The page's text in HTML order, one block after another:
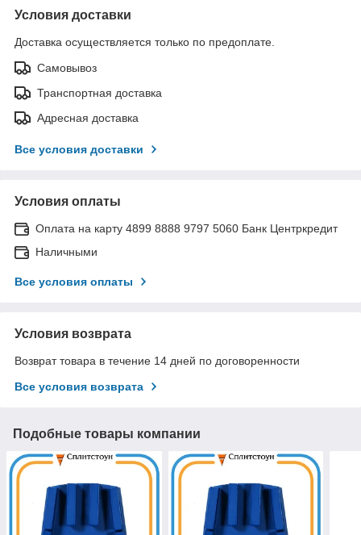
Условия доставки
Доставка осуществляется только по предоплате.
Самовывоз
Транспортная доставка
Адресная доставка
Все условия доставки
Условия оплаты
Оплата на карту 4899 8888 9797 5060 Банк Центркредит
Наличными
Все условия оплаты
Условия возврата
Возврат товара в течение 14 дней по договоренности
Все условия возврата
Подобные товары компании